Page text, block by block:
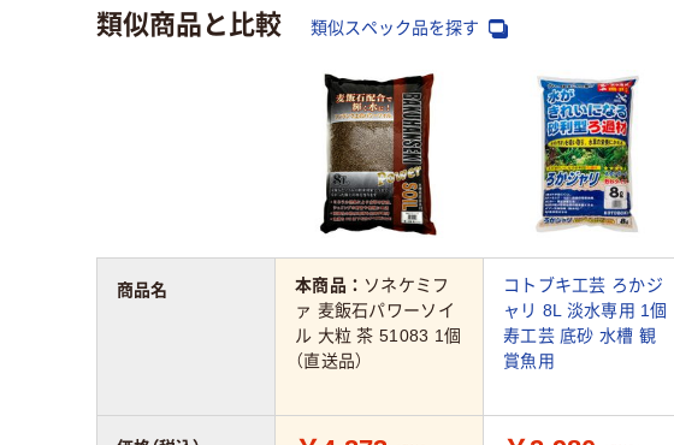
類似商品と比較 類似スペック品を探す
本商品： ソネケミフ
ァ 麦飯石パワーソイ
ル 大粒 茶 51083 1個
（直送品）
コトブキ工芸 ろかジ
ャリ 8L 淡水専用 1個
寿工芸 底砂 水槽 観
賞魚用
商品名